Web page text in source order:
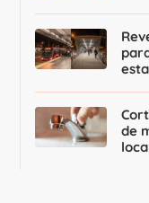
de